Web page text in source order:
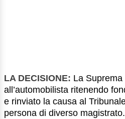
LA DECISIONE: La
all’automobilista ritenendo
e rinviato la causa al
persona di diverso magistrato.